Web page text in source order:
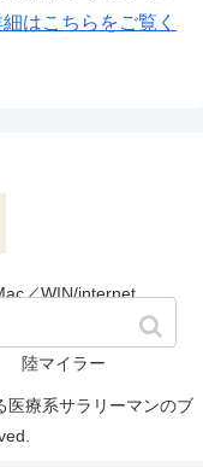
はこちらをご覧く
／WIN/internet
陸マイラー
療系サラリーマンのブ